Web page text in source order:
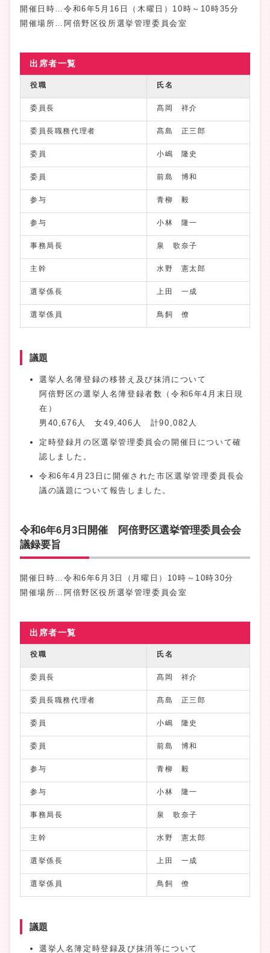
開催日時…令和6年5月16日（木曜日）10時～10時35分
開催場所…阿倍野区役所選挙管理委員会室
出席者一覧
役職 氏名
委員長 髙岡 祥介
委員長職務代理者 髙島 正三郎
委員 小嶋 隆史
委員 前島 博和
参与 青柳 毅
参与 小林 隆一
事務局長 泉 歌奈子
主幹 水野 憲太郎
選挙係長 上田 一成
選挙係員 鳥飼 僚
議題
選挙人名簿登録の移替え及び抹消について
阿倍野区の選挙人名簿登録者数（令和6年4月末日現
在）
男40,676人 女49,406人 計90,082人
定時登録月の区選挙管理委員会の開催日について確
認しました。
令和6年4月23日に開催された市区選挙管理委員長会
議の議題について報告しました。
令和6年6月3日開催 阿倍野区選挙管理委員会会
議録要旨
開催日時…令和6年6月3日（月曜日）10時～10時30分
開催場所…阿倍野区役所選挙管理委員会室
出席者一覧
役職 氏名
委員長 髙岡 祥介
委員長職務代理者 髙島 正三郎
委員 小嶋 隆史
委員 前島 博和
参与 青柳 毅
参与 小林 隆一
事務局長 泉 歌奈子
主幹 水野 憲太郎
選挙係長 上田 一成
選挙係員 鳥飼 僚
議題
選挙人名簿定時登録及び抹消等について